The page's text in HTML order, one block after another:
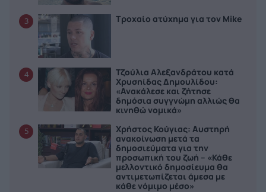
3 Τροχαίο ατύχημα για τον Mike
4
Τζούλια Αλεξανδράτου κατά
Χρυσηίδας Δημουλίδου:
«Ανακάλεσε και ζήτησε
δημόσια συγγνώμη αλλιώς θα
κινηθώ νομικά»
5
Χρήστος Κούγιας: Αυστηρή
ανακοίνωση μετά τα
δημοσιεύματα για την
προσωπική του ζωή – «Κάθε
μελλοντικό δημοσίευμα θα
αντιμετωπίζεται άμεσα με
κάθε νόμιμο μέσο»